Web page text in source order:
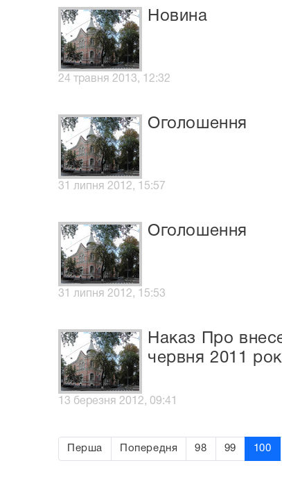
Новина
24 травня 2013, 12:32
Оголошення
31 липня 2012, 15:57
Оголошення
31 липня 2012, 15:53
Наказ Про
червня 2011
13 березня 2012, 09:41
Перша Попередня 98 99 100